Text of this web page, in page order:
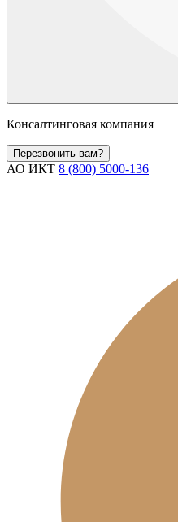
Консалтинговая компания
Перезвонить вам?
АО ИКТ 8 (800) 5000-136